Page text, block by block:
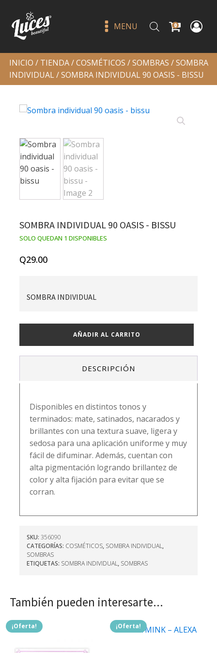
MENU 0
INICIO / TIENDA/COSMÉTICOS /SOMBRAS /SOMBRA
INDIVIDUAL/ SOMBRA INDIVIDUAL 90 OASIS - BISSU
SOMBRA INDIVIDUAL 90 OASIS - BISSU
SOLO QUEDAN 1 DISPONIBLES
Q29.00
SOMBRA INDIVIDUAL
AÑADIR AL CARRITO
DESCRIPCIÓN
Disponibles en distintos tonos y
terminados: mate, satinados, nacarados y
brillantes con una textura suave, ligera y
sedosa para una aplicación uniforme y muy
fácil de difuminar. Además, cuentan con
alta pigmentación logrando brillantez de
color y alta fijación para evitar que se
corran.
SKU: 356090
CATEGORÍAS: COSMÉTICOS, SOMBRA INDIVIDUAL,
SOMBRAS
ETIQUETAS: SOMBRA INDIVIDUAL, SOMBRAS
También pueden interesarte...
¡Oferta! ¡Oferta!
Sweet lip scrub - l.a. girl
Q45.00